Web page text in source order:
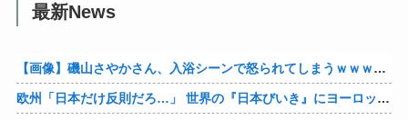
最新News
【画像】磯山さやかさん、入浴シーンで怒られてしまうｗｗｗｗｗｗ
欧州「日本だけ反則だろ…」 世界の『日本びいき』にヨーロッパ全土から不満の声